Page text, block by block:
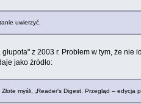
uwierzyć.
z 2003 r. Problem w tym, że
jako źródło:
myśli, „Reader's Digest. Przegląd – edycja